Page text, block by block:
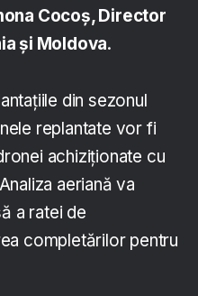
Cocoș, Director
și Moldova.
din sezonul
replantate vor fi
achiziționate cu
aeriană va
a ratei de
completărilor pentru